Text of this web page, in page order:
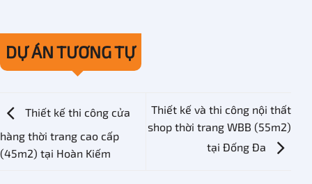
DỰ ÁN TƯƠNG TỰ
Thiết kế thi công cửa
hàng thời trang cao cấp
(45m2) tại Hoàn Kiếm
Thiết kế và thi công nội thất
shop thời trang WBB (55m2)
tại Đống Đa